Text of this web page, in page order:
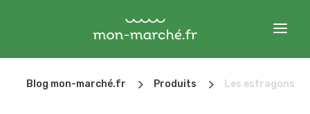
Blog mon-marché.fr 5 Produits 5 Les estragons